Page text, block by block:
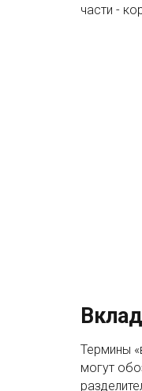
части -
Термины
могут